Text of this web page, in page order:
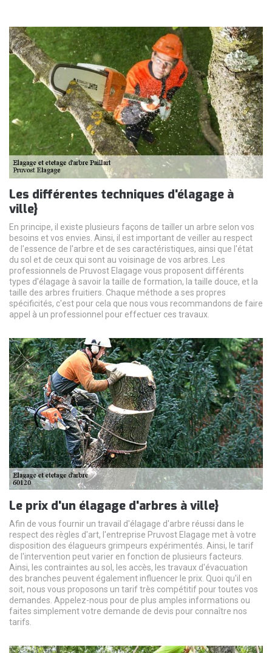
Les différentes techniques d'élagage à
ville}
En principe, il existe plusieurs façons de tailler un arbre selon vos
besoins et vos envies. Ainsi, il est important de veiller au respect
de l'essence de l'arbre et de ses caractéristiques, ainsi que l'état
du sol et de ceux qui sont au voisinage de vos arbres. Les
professionnels de Pruvost Elagage vous proposent différents
types d'élagage à savoir la taille de formation, la taille douce, et la
taille des arbres fruitiers. Chaque méthode a ses propres
spécificités, c'est pour cela que nous vous recommandons de faire
appel à un professionnel pour effectuer ces travaux.
Le prix d'un élagage d'arbres à ville}
Afin de vous fournir un travail d'élagage d'arbre réussi dans le
respect des règles d'art, l'entreprise Pruvost Elagage met à votre
disposition des élagueurs grimpeurs expérimentés. Ainsi, le tarif
de l'intervention peut varier en fonction de plusieurs facteurs.
Ainsi, les contraintes au sol, les accès, les travaux d'évacuation
des branches peuvent également influencer le prix. Quoi qu'il en
soit, nous vous proposons un tarif très compétitif pour toutes vos
demandes. Appelez-nous pour de plus amples informations ou
faites simplement votre demande de devis pour connaître nos
tarifs.